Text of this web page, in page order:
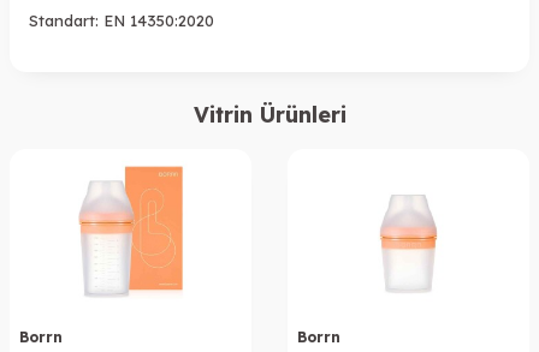
Standart: EN 14350:2020
Vitrin Ürünleri
Borrn Borrn